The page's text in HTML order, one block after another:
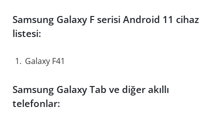
Samsung Galaxy F serisi Android 11 cihaz
listesi:
Galaxy F41
Samsung Galaxy Tab ve diğer akıllı
telefonlar: